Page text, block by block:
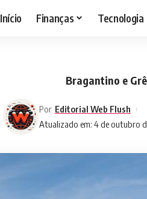
Início Finanças Tecnologia
Bragantino e
Atualizado em: 4 de outubro
Por Editorial Web Flush